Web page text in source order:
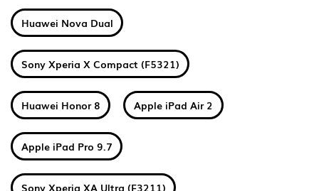
Huawei Nova Dual
Sony Xperia X Compact (F5321)
Huawei Honor 8 Apple iPad Air 2
Apple iPad Pro 9.7
Sony Xperia XA Ultra (F3211)